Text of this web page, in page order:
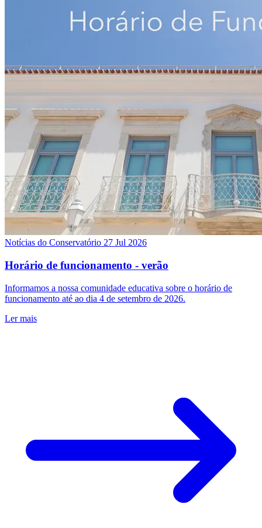
Notícias do Conservatório 27 Jul 2026
Horário de funcionamento - verão
Informamos a nossa comunidade educativa sobre o horário de
funcionamento até ao dia 4 de setembro de 2026.
Ler mais